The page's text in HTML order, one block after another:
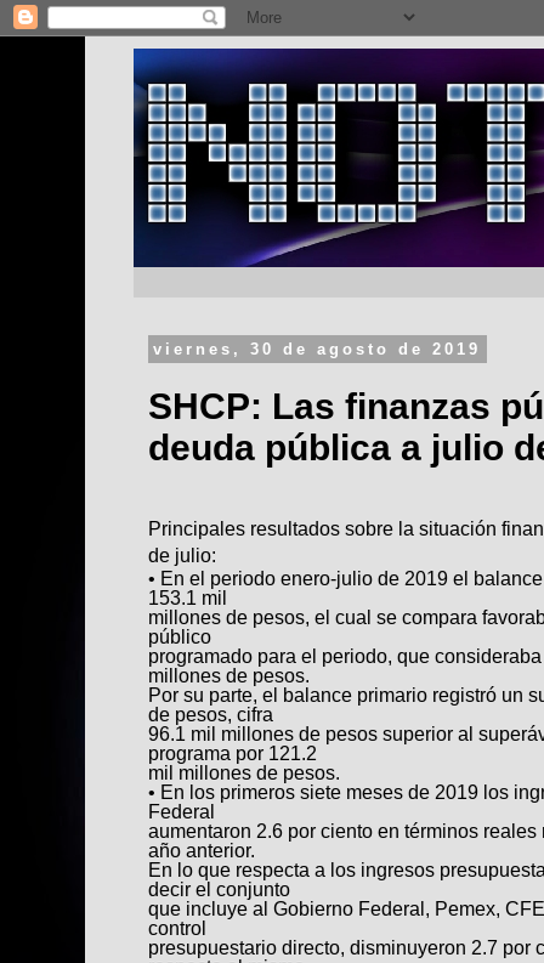
viernes, 30 de agosto de 2019
SHCP: Las finanzas
deuda pública a julio
Principales resultados sobre la situación
de julio:
• En el periodo enero-julio de 2019 el
153.1 mil
millones de pesos, el cual se compara
público
programado para el periodo, que
millones de pesos.
Por su parte, el balance primario registró un
de pesos, cifra
96.1 mil millones de pesos superior al
programa por 121.2
mil millones de pesos.
• En los primeros siete meses de 2019 los
Federal
aumentaron 2.6 por ciento en términos
año anterior.
En lo que respecta a los ingresos
decir el conjunto
que incluye al Gobierno Federal, Pemex,
control
presupuestario directo, disminuyeron 2.7 por